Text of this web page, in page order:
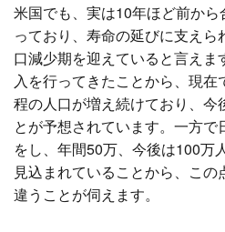
米国でも、実は10年ほど前か
っており、寿命の延びに支え
口減少期を迎えていると言え
入を行ってきたことから、現
程の人口が増え続けており、今
とが予想されています。一方で
をし、年間50万、今後は100万
見込まれていることから、この
違うことが伺えます。